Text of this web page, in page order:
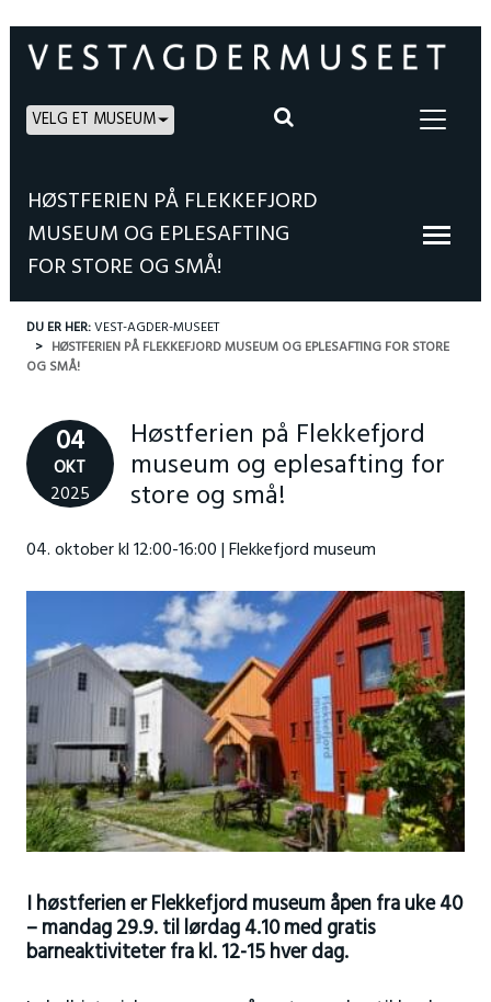
VELG ET MUSEUM
HØSTFERIEN PÅ FLEKKEFJORD
MUSEUM OG EPLESAFTING
FOR STORE OG SMÅ!
DU ER HER:VEST-AGDER-MUSEET
HØSTFERIEN PÅ FLEKKEFJORD MUSEUM OG EPLESAFTING FOR STORE
OG SMÅ!
04
OKT
2025
Høstferien på Flekkefjord
museum og eplesafting for
store og små!
04. oktober kl 12:00-16:00 | Flekkefjord museum
I høstferien er Flekkefjord museum åpen fra uke 40
– mandag 29.9. til lørdag 4.10 med gratis
barneaktiviteter fra kl. 12-15 hver dag.